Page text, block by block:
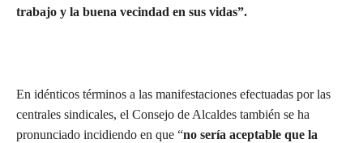
trabajo y la buena vecindad en sus vidas”.
En idénticos términos a las manifestaciones efectuadas por las
centrales sindicales, el Consejo de Alcaldes también se ha
pronunciado incidiendo en que “no sería aceptable que la